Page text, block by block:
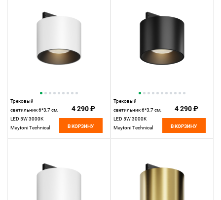
Трековый
светильник 6*3,7 см,
LED 5W 3000K
Maytoni Technical
4 290 ₽
В КОРЗИНУ
Трековый
светильник 6*3,7 см,
LED 5W 3000K
Maytoni Technical
4 290 ₽
В КОРЗИНУ